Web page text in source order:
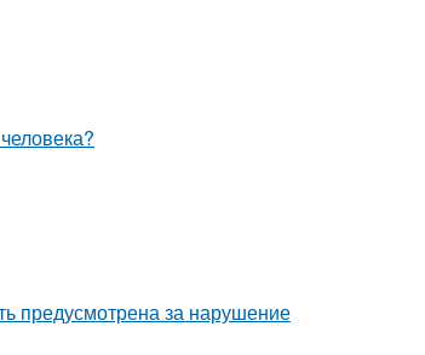
предусмотрена за нарушение